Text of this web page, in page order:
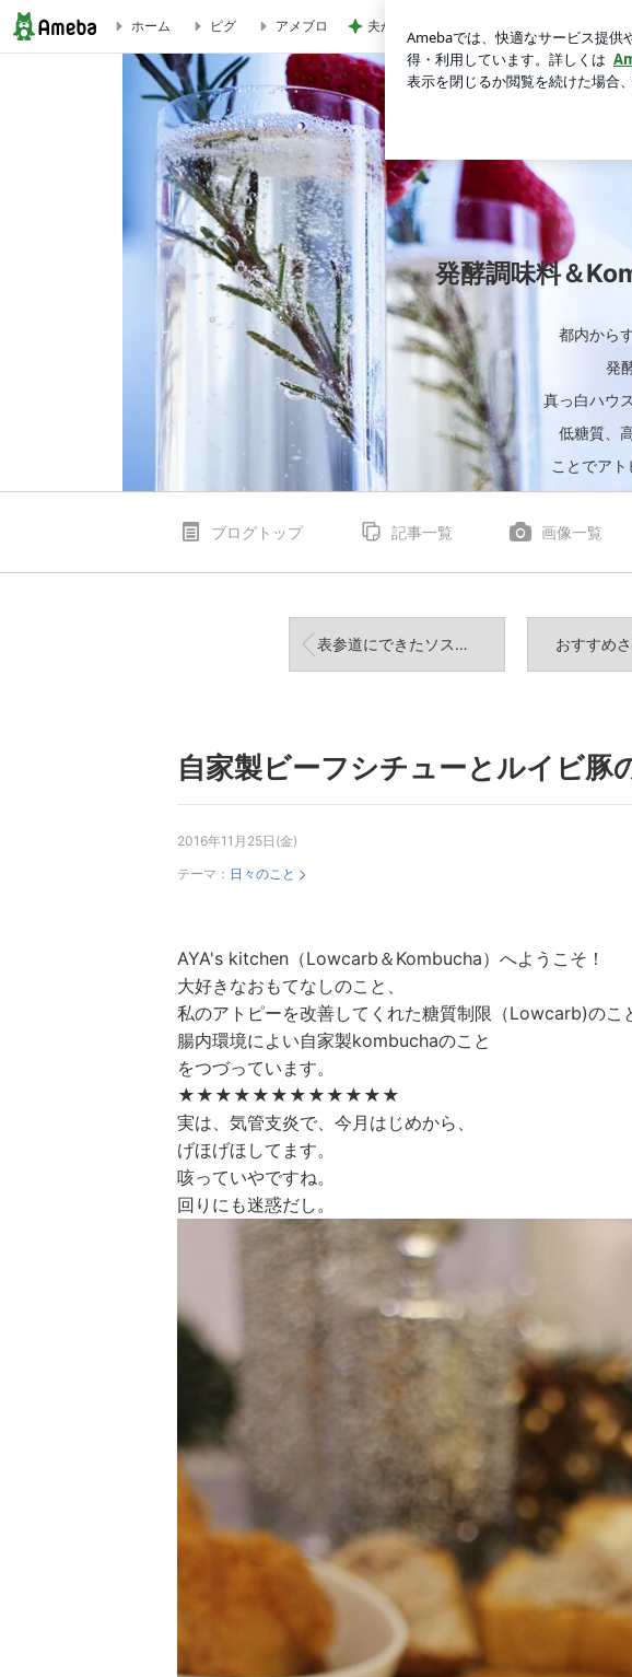
自家製ビーフシチューとルイビ豚のリエット | 発酵調味料＆Kombucha株分
ホーム ピグ アメブロ 夫がすべて美味しいと言った晩ごはん
発酵調味料＆
都内から
発
真っ白ハウ
低糖質、
ことでア
ブログトップ 記事一覧 画像一覧
表参道にできたソストレーネグレーネでの戦利品！
自家製ビーフシチューとルイビ豚
2016年11月25日(金)
テーマ： 日々のこと
AYA's kitchen（Lowcarb＆Kombucha）へようこそ！
大好きなおもてなしのこと、
私のアトピーを改善してくれた糖質制限（Lowcarb)のこ
腸内環境によい自家製kombuchaのこと
をつづっています。
★★★★★★★★★★★★
実は、気管支炎で、今月はじめから、
げほげほしてます。
咳っていやですね。
回りにも迷惑だし。